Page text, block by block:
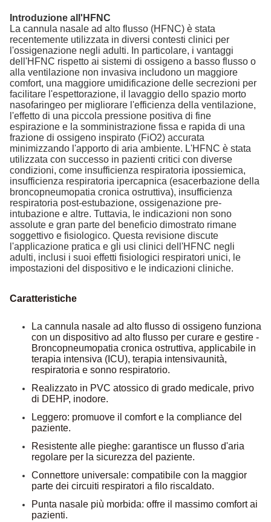
Introduzione all'HFNC
La cannula nasale ad alto flusso (HFNC) è stata
recentemente utilizzata in diversi contesti clinici per
l'ossigenazione negli adulti. In particolare, i vantaggi
dell'HFNC rispetto ai sistemi di ossigeno a basso flusso o
alla ventilazione non invasiva includono un maggiore
comfort, una maggiore umidificazione delle secrezioni per
facilitare l'espettorazione, il lavaggio dello spazio morto
nasofaringeo per migliorare l'efficienza della ventilazione,
l'effetto di una piccola pressione positiva di fine
espirazione e la somministrazione fissa e rapida di una
frazione di ossigeno inspirato (FiO2) accurata
minimizzando l'apporto di aria ambiente. L'HFNC è stata
utilizzata con successo in pazienti critici con diverse
condizioni, come insufficienza respiratoria ipossiemica,
insufficienza respiratoria ipercapnica (esacerbazione della
broncopneumopatia cronica ostruttiva), insufficienza
respiratoria post-estubazione, ossigenazione pre-
intubazione e altre. Tuttavia, le indicazioni non sono
assolute e gran parte del beneficio dimostrato rimane
soggettivo e fisiologico. Questa revisione discute
l'applicazione pratica e gli usi clinici dell'HFNC negli
adulti, inclusi i suoi effetti fisiologici respiratori unici, le
impostazioni del dispositivo e le indicazioni cliniche.
Caratteristiche
La cannula nasale ad alto flusso di ossigeno funziona
con un dispositivo ad alto flusso per curare e gestire -
Broncopneumopatia cronica ostruttiva, applicabile in
terapia intensiva (ICU), terapia intensivaunità,
respiratoria e sonno respiratorio.
Realizzato in PVC atossico di grado medicale, privo
di DEHP, inodore.
Leggero: promuove il comfort e la compliance del
paziente.
Resistente alle pieghe: garantisce un flusso d'aria
regolare per la sicurezza del paziente.
Connettore universale: compatibile con la maggior
parte dei circuiti respiratori a filo riscaldato.
Punta nasale più morbida: offre il massimo comfort ai
pazienti.